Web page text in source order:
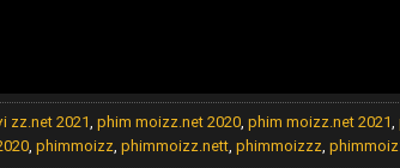
zz.net 2021 phim moizz.net 2020 phim moizz.net 2021
phimmoizz phimmoizz.nett phimmoizzz